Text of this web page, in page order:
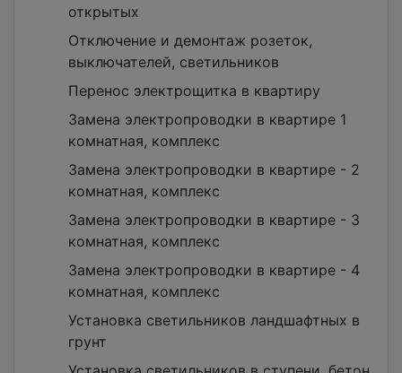
открытых
Отключение и демонтаж розеток,
выключателей, светильников
Перенос электрощитка в квартиру
Замена электропроводки в квартире 1
комнатная, комплекс
Замена электропроводки в квартире - 2
комнатная, комплекс
Замена электропроводки в квартире - 3
комнатная, комплекс
Замена электропроводки в квартире - 4
комнатная, комплекс
Установка светильников ландшафтных в
грунт